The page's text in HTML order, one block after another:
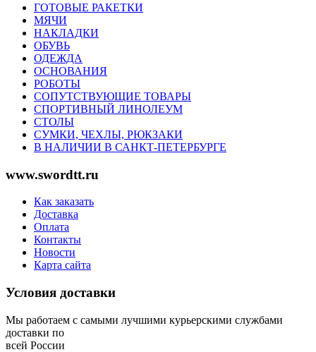
ГОТОВЫЕ РАКЕТКИ
МЯЧИ
НАКЛАДКИ
ОБУВЬ
ОДЕЖДА
ОСНОВАНИЯ
РОБОТЫ
СОПУТСТВУЮЩИЕ ТОВАРЫ
СПОРТИВНЫЙ ЛИНОЛЕУМ
СТОЛЫ
СУМКИ, ЧЕХЛЫ, РЮКЗАКИ
В НАЛИЧИИ В САНКТ-ПЕТЕРБУРГЕ
www.swordtt.ru
Как заказать
Доставка
Оплата
Контакты
Новости
Карта сайта
Условия доставки
Мы работаем с самыми лучшими курьерскими службами
доставки по
всей России